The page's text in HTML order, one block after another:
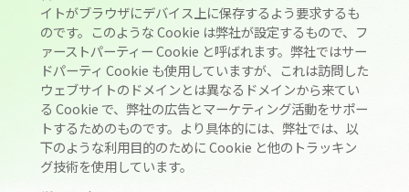
お知らせ
ストーリーズ
採用情報
お問い合わせ
イトがブラウザにデバイス上に保存するよう要求するも
のです。このような Cookie は弊社が設定するもので、フ
ァーストパーティー Cookie と呼ばれます。弊社ではサー
ドパーティ Cookie も使用していますが、これは訪問した
ウェブサイトのドメインとは異なるドメインから来てい
る Cookie で、弊社の広告とマーケティング活動をサポー
トするためのものです。より具体的には、弊社では、以
下のような利用目的のために Cookie と他のトラッキン
グ技術を使用しています。